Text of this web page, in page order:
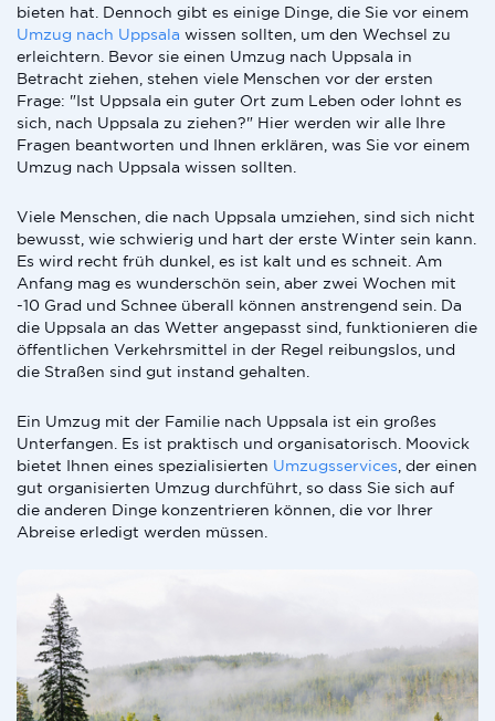
bieten hat. Dennoch gibt es einige Dinge, die Sie vor einem
Umzug nach Uppsala wissen sollten, um den Wechsel zu
erleichtern. Bevor sie einen Umzug nach Uppsala in
Betracht ziehen, stehen viele Menschen vor der ersten
Frage: "Ist Uppsala ein guter Ort zum Leben oder lohnt es
sich, nach Uppsala zu ziehen?" Hier werden wir alle Ihre
Fragen beantworten und Ihnen erklären, was Sie vor einem
Umzug nach Uppsala wissen sollten.
Viele Menschen, die nach Uppsala umziehen, sind sich nicht
bewusst, wie schwierig und hart der erste Winter sein kann.
Es wird recht früh dunkel, es ist kalt und es schneit. Am
Anfang mag es wunderschön sein, aber zwei Wochen mit
-10 Grad und Schnee überall können anstrengend sein. Da
die Uppsala an das Wetter angepasst sind, funktionieren die
öffentlichen Verkehrsmittel in der Regel reibungslos, und
die Straßen sind gut instand gehalten.
Ein Umzug mit der Familie nach Uppsala ist ein großes
Unterfangen. Es ist praktisch und organisatorisch. Moovick
bietet Ihnen eines spezialisierten Umzugsservices , der einen
gut organisierten Umzug durchführt, so dass Sie sich auf
die anderen Dinge konzentrieren können, die vor Ihrer
Abreise erledigt werden müssen.